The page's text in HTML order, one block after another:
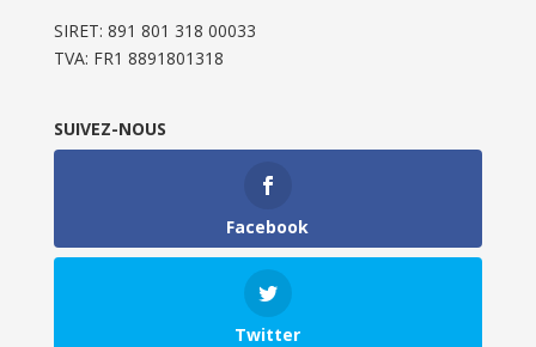
SIRET: 891 801 318 00033
TVA: FR1 8891801318
SUIVEZ-NOUS
Facebook
Twitter